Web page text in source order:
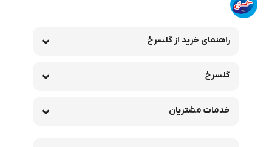
راهنمای خرید از گلسرخ
گلسرخ
خدمات مشتریان